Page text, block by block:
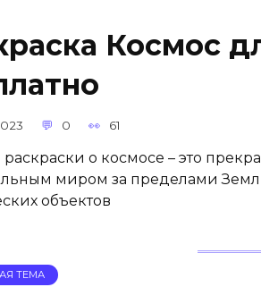
Космос
0 61
о космосе – это
миром за пределами
объектов
ТЕМА